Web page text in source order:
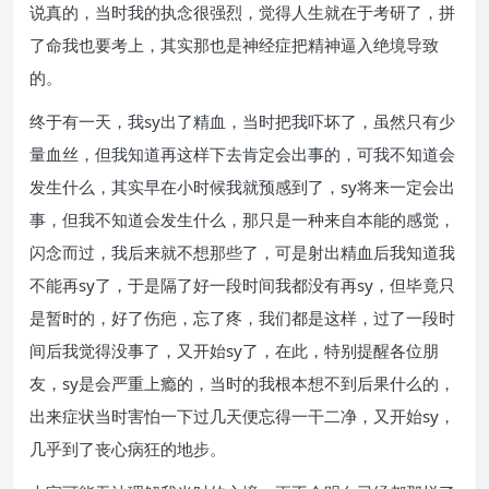
说真的，当时我的执念很强烈，觉得人生就在于考研了，拼
了命我也要考上，其实那也是神经症把精神逼入绝境导致
的。
终于有一天，我sy出了精血，当时把我吓坏了，虽然只有少
量血丝，但我知道再这样下去肯定会出事的，可我不知道会
发生什么，其实早在小时候我就预感到了，sy将来一定会出
事，但我不知道会发生什么，那只是一种来自本能的感觉，
闪念而过，我后来就不想那些了，可是射出精血后我知道我
不能再sy了，于是隔了好一段时间我都没有再sy，但毕竟只
是暂时的，好了伤疤，忘了疼，我们都是这样，过了一段时
间后我觉得没事了，又开始sy了，在此，特别提醒各位朋
友，sy是会严重上瘾的，当时的我根本想不到后果什么的，
出来症状当时害怕一下过几天便忘得一干二净，又开始sy，
几乎到了丧心病狂的地步。